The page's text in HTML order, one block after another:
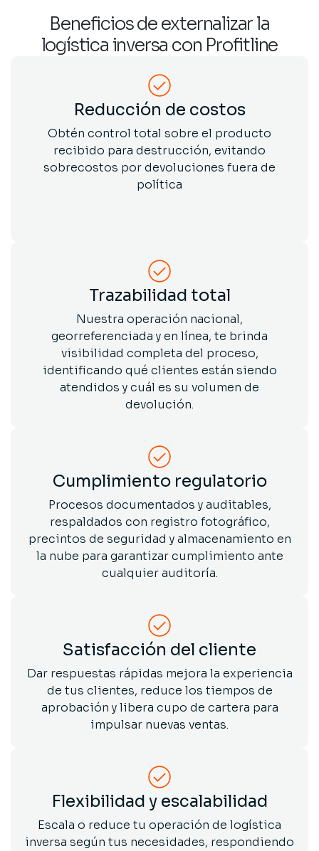
Beneficios de externalizar la
logística inversa con Profitline
Reducción de costos
Obtén control total sobre el producto
recibido para destrucción, evitando
sobrecostos por devoluciones fuera de
política
Trazabilidad total
Nuestra operación nacional,
georreferenciada y en línea, te brinda
visibilidad completa del proceso,
identificando qué clientes están siendo
atendidos y cuál es su volumen de
devolución.
Cumplimiento regulatorio
Procesos documentados y auditables,
respaldados con registro fotográfico,
precintos de seguridad y almacenamiento en
la nube para garantizar cumplimiento ante
cualquier auditoría.
Satisfacción del cliente
Dar respuestas rápidas mejora la experiencia
de tus clientes, reduce los tiempos de
aprobación y libera cupo de cartera para
impulsar nuevas ventas.
Flexibilidad y escalabilidad
Escala o reduce tu operación de logística
inversa según tus necesidades, respondiendo